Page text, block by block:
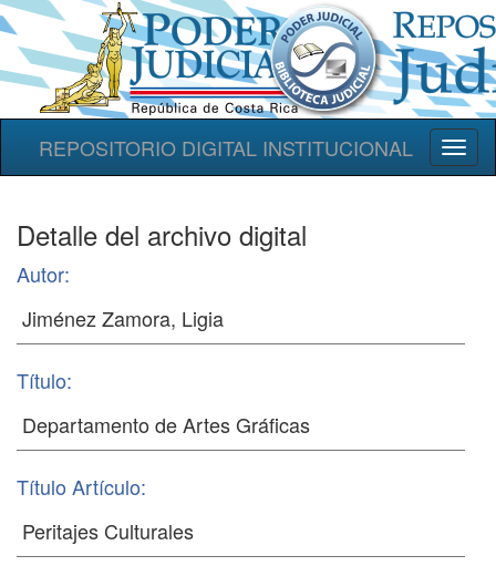
REPOSITORIO DIGITAL INSTITUCIONAL
Detalle del archivo digital
Autor:
Título:
Título Artículo: